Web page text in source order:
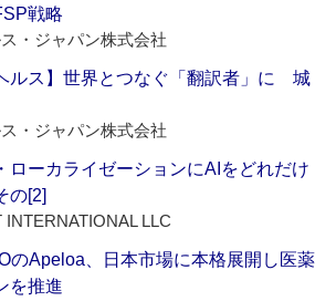
戦略
・ジャパン株式会社
ルス】世界とつなぐ「翻訳者」に 城
・ジャパン株式会社
ローカライゼーションにAIをどれだけ
の[2]
LLC
のApeloa、日本市場に本格展開し医薬
を推進